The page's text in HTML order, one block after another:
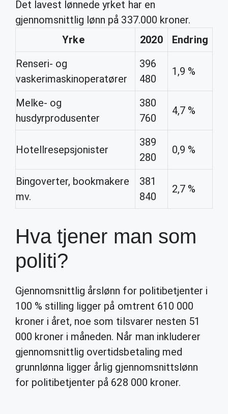
Det lavest lønnede yrket har en
gjennomsnittlig lønn på 337.000 kroner.
Yrke
2020
Endring
Renseri- og
vaskerimaskinoperatører
396
480
1,9 %
Melke- og
husdyrprodusenter
380
760
4,7 %
Hotellresepsjonister
389
280
0,9 %
Bingoverter, bookmakere
mv.
381
840
2,7 %
Hva tjener man som
politi?
Gjennomsnittlig årslønn for politibetjenter i
100 % stilling ligger på omtrent 610 000
kroner i året, noe som tilsvarer nesten 51
000 kroner i måneden. Når man inkluderer
gjennomsnittlig overtidsbetaling med
grunnlønna ligger årlig gjennomsnittslønn
for politibetjenter på 628 000 kroner.